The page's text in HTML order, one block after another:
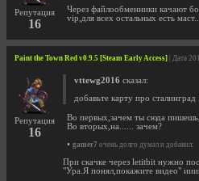
Репутация
16
Через файлообменники качают
vip,для всех остальных есть
Paint the Town Red v0.9.5 [Steam Early Access] | Дата
Репутация
16
vttewg2016 сказал:
добавьте карту про
Во первых,зачем ты сюда
Во вторых,на...... зачем?
• gamer7 очень долго думал и добавил:
При скачке через letitbit нужно
"Ура.Я понял,покажите видео"